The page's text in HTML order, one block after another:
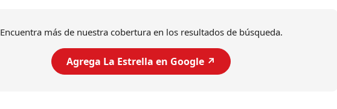
Encuentra más de nuestra cobertura en los resultados de búsqueda.
Agrega La Estrella en Google ↗️
julio en la prefectura de Kumamoto,
al sur de Japón, provocando una
emergencia de gran